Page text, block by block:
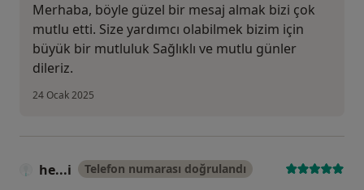
Merhaba, böyle güzel bir mesaj almak bizi çok
mutlu etti. Size yardımcı olabilmek bizim için
büyük bir mutluluk Sağlıklı ve mutlu günler
dileriz.
24 Ocak 2025
he...i Telefon numarası doğrulandı